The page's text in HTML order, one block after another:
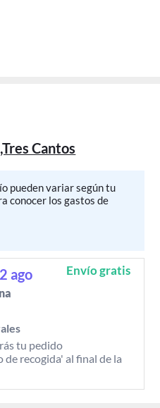
Cantos
pueden variar según tu
conocer los gastos de
ago Envío gratis
tu pedido
recogida' al final de la